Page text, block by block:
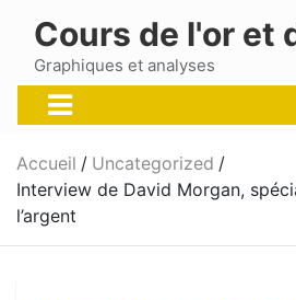
content
Cours de l'or et
Graphiques et analyses
Accueil
Uncategorized
Interview de David Morgan,
l’argent